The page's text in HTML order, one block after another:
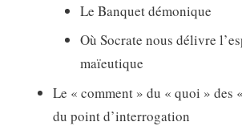
Le Banquet démonique
Où Socrate nous délivre
maïeutique
Le « comment » du « quoi » des
du point d’interrogation